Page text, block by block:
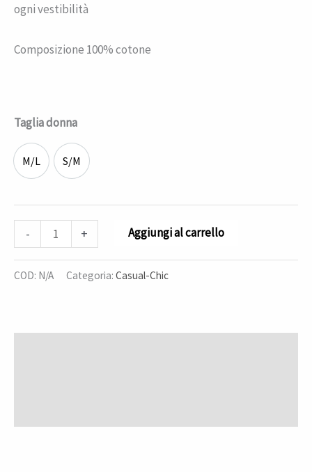
ogni vestibilità
Composizione 100% cotone
Taglia donna
M/L
M/L
S/M
S/M
- + Aggiungi al carrello
COD: N/A Categoria: Casual-Chic